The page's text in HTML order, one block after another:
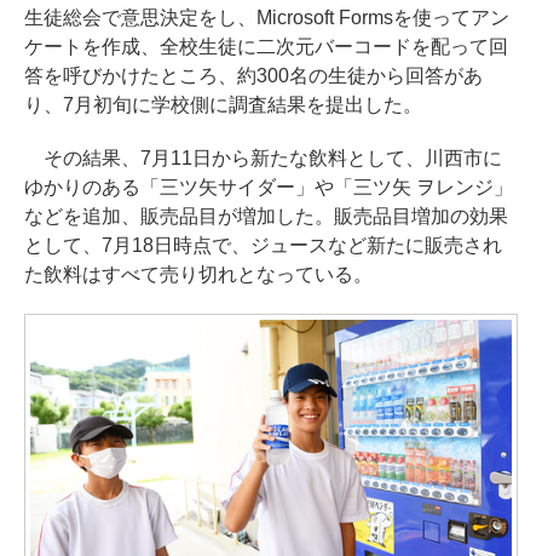
生徒総会で意思決定をし、Microsoft Formsを使ってアン
ケートを作成、全校生徒に二次元バーコードを配って回
答を呼びかけたところ、約300名の生徒から回答があ
り、7月初旬に学校側に調査結果を提出した。
その結果、7月11日から新たな飲料として、川西市に
ゆかりのある「三ツ矢サイダー」や「三ツ矢 ヲレンジ」
などを追加、販売品目が増加した。販売品目増加の効果
として、7月18日時点で、ジュースなど新たに販売され
た飲料はすべて売り切れとなっている。